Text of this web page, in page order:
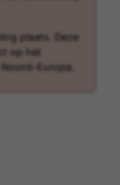
plaats. Deze
op het
Europa.